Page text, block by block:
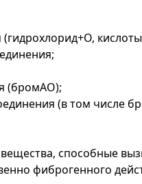
(бромАО);
(в том числе
способные
фиброгенного